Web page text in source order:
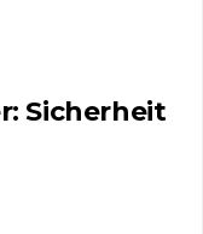
Sicherheit